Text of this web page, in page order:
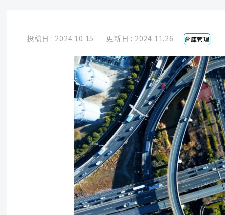
投稿日 : 2024.10.15 更新日 : 2024.11.26 倉庫管理